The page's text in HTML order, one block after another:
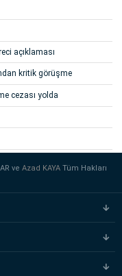
açıklaması
kritik görüşme
cezası yolda
veAzad KAYATüm Hakları